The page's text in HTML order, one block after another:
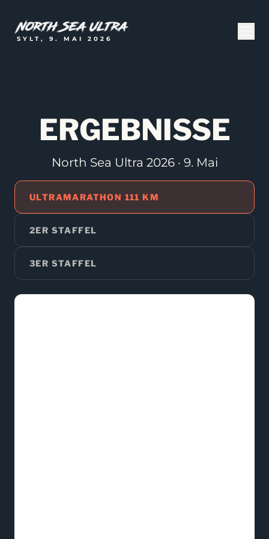
SYLT, 9. MAI 2026
ERGEBNISSE
North Sea Ultra 2026 · 9. Mai
ULTRAMARATHON 111 KM
2ER STAFFEL
3ER STAFFEL